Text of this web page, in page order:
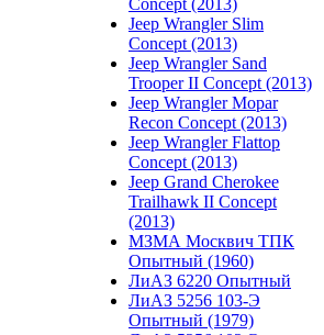
Concept (2013)
Jeep Wrangler Slim
Concept (2013)
Jeep Wrangler Sand
Trooper II Concept (2013)
Jeep Wrangler Mopar
Recon Concept (2013)
Jeep Wrangler Flattop
Concept (2013)
Jeep Grand Cherokee
Trailhawk II Concept
(2013)
МЗМА Москвич ТПК
Опытный (1960)
ЛиАЗ 6220 Опытный
ЛиАЗ 5256 103-Э
Опытный (1979)